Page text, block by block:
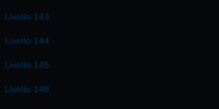
Livello 143
Livello 144
Livello 145
Livello 146